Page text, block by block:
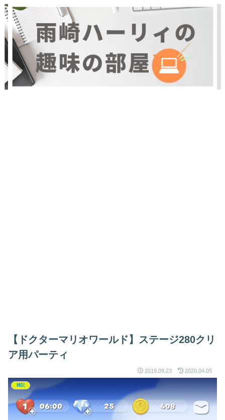
【ドクターマリオワールド】ステージ280クリ
ア用パーティ
2019.09.23 2020.04.05
雑記